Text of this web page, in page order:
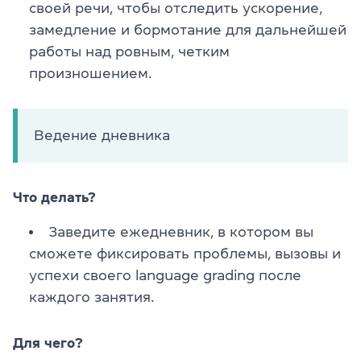
своей речи, чтобы отследить ускорение,
замедление и бормотание для дальнейшей
работы над ровным, четким
произношением.
Ведение дневника
Что делать?
Заведите ежедневник, в котором вы
сможете фиксировать проблемы, вызовы и
успехи своего language grading после
каждого занятия.
Для чего?